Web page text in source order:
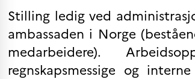
postdoktorstillinger i
Frankrike
Studiestipender
French+Gastronomy and
Testimonials
Stilling ledig ved
ambassaden i Norge
medarbeidere).
regnskapsmessige og